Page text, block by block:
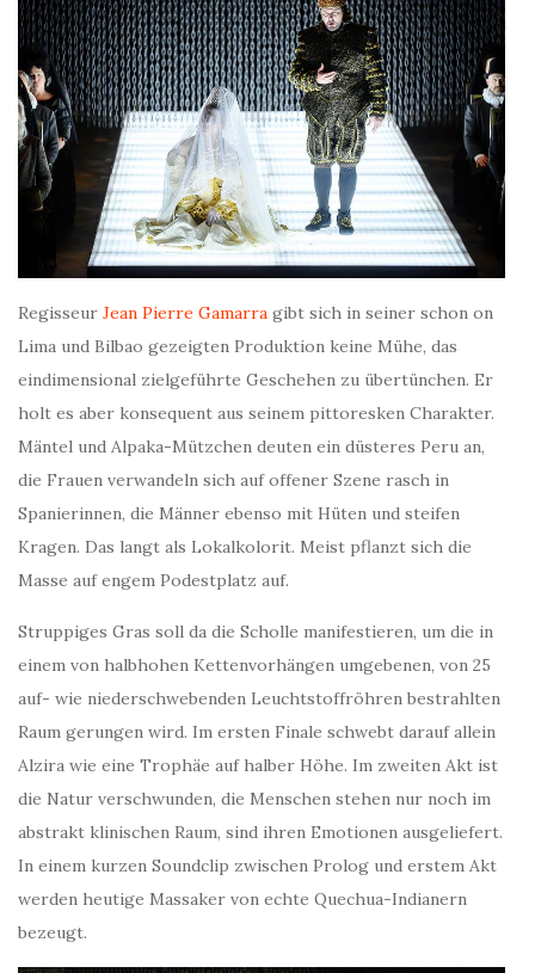
Regisseur Jean Pierre Gamarra gibt sich in seiner schon on
Lima und Bilbao gezeigten Produktion keine Mühe, das
eindimensional zielgeführte Geschehen zu übertünchen. Er
holt es aber konsequent aus seinem pittoresken Charakter.
Mäntel und Alpaka-Mützchen deuten ein düsteres Peru an,
die Frauen verwandeln sich auf offener Szene rasch in
Spanierinnen, die Männer ebenso mit Hüten und steifen
Kragen. Das langt als Lokalkolorit. Meist pflanzt sich die
Masse auf engem Podestplatz auf.
Struppiges Gras soll da die Scholle manifestieren, um die in
einem von halbhohen Kettenvorhängen umgebenen, von 25
auf- wie niederschwebenden Leuchtstoffröhren bestrahlten
Raum gerungen wird. Im ersten Finale schwebt darauf allein
Alzira wie eine Trophäe auf halber Höhe. Im zweiten Akt ist
die Natur verschwunden, die Menschen stehen nur noch im
abstrakt klinischen Raum, sind ihren Emotionen ausgeliefert.
In einem kurzen Soundclip zwischen Prolog und erstem Akt
werden heutige Massaker von echte Quechua-Indianern
bezeugt.